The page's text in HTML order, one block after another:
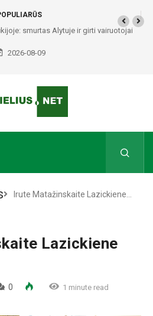
smurtas Alytuje ir girti vairuotojai
bei Varėnos rajone
2026-08-09
Irute Matažinskaite Lazickiene…
Lazickiene
0 1 minute read